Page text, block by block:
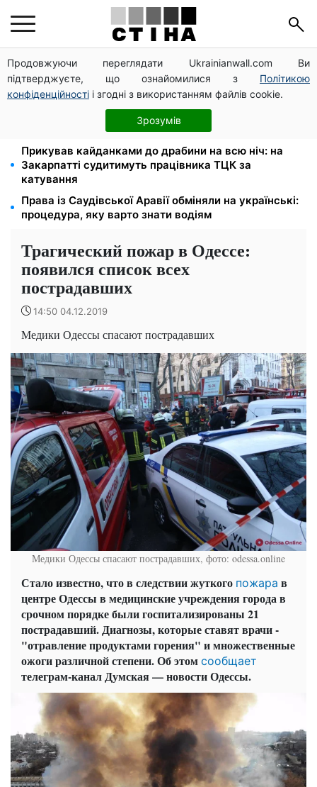
Продовжуючи переглядати Ukrainianwall.com Ви
підтверджуєте, що ознайомилися з Політикою
конфіденційності і згодні з використанням файлів cookie.
Зрозумів
На стадіоні «Спартак» у Києві відбувся
товариський матч між командами посольств США
та Франції
Мобілізація після інсульту поза законом: Лубінець
вимагає перевірки ВЛК на Полтавщині
Прикував кайданками до драбини на всю ніч: на
Закарпатті судитимуть працівника ТЦК за
катування
Права із Саудівської Аравії обміняли на українські:
процедура, яку варто знати водіям
Трагический пожар в Одессе:
появился список всех
пострадавших
14:50 04.12.2019
Медики Одессы спасают пострадавших
Медики Одессы спасают пострадавших, фото: odessa.online
Стало известно, что в следствии жуткого пожара в
центре Одессы в медицинские учреждения города в
срочном порядке были госпитализированы 21
пострадавший. Диагнозы, которые ставят врачи -
"отравление продуктами горения" и множественные
ожоги различной степени. Об этом сообщает
телеграм-канал Думская — новости Одессы.